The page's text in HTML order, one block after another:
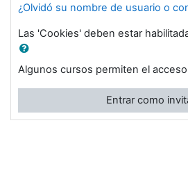
¿Olvidó su nombre de usuario o
Las 'Cookies' deben estar
Algunos cursos permiten el
Entrar como